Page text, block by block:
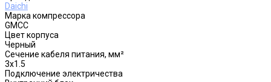
Daichi
Марка компрессора
GMCC
Цвет корпуса
Черный
Сечение кабеля питания, мм²
3x1.5
Подключение электричества